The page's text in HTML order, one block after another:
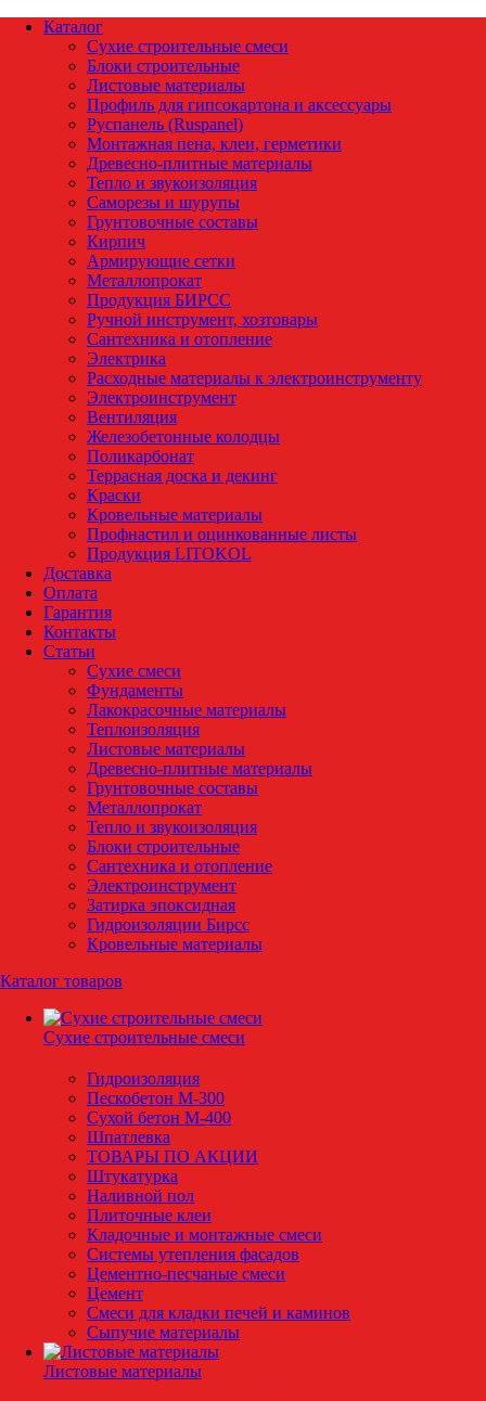
Каталог
Сухие строительные смеси
Блоки строительные
Листовые материалы
Профиль для гипсокартона и аксессуары
Руспанель (Ruspanel)
Монтажная пена, клеи, герметики
Древесно-плитные материалы
Тепло и звукоизоляция
Саморезы и шурупы
Грунтовочные составы
Кирпич
Армирующие сетки
Металлопрокат
Продукция БИРСС
Ручной инструмент, хозтовары
Сантехника и отопление
Электрика
Расходные материалы к электроинструменту
Электроинструмент
Вентиляция
Железобетонные колодцы
Поликарбонат
Террасная доска и декинг
Краски
Кровельные материалы
Профнастил и оцинкованные листы
Продукция LITOKOL
Доставка
Оплата
Гарантия
Контакты
Статьи
Сухие смеси
Фундаменты
Лакокрасочные материалы
Теплоизоляция
Листовые материалы
Древесно-плитные материалы
Грунтовочные составы
Металлопрокат
Тепло и звукоизоляция
Блоки строительные
Сантехника и отопление
Электроинструмент
Затирка эпоксидная
Гидроизоляции Бирсс
Кровельные материалы
Каталог товаров
Сухие строительные смеси
Гидроизоляция
Пескобетон М-300
Сухой бетон М-400
Шпатлевка
ТОВАРЫ ПО АКЦИИ
Штукатурка
Наливной пол
Плиточные клеи
Кладочные и монтажные смеси
Системы утепления фасадов
Цементно-песчаные смеси
Цемент
Смеси для кладки печей и каминов
Сыпучие материалы
Листовые материалы